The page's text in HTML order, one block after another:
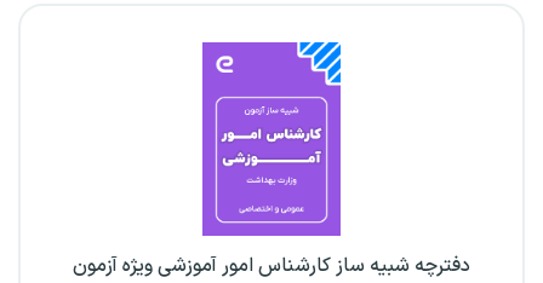
دفترچه شبیه ساز کارشناس امور آموزشی ویژه آزمون